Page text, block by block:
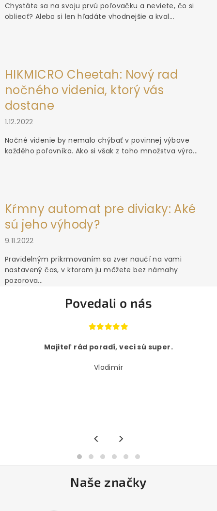
Chystáte sa na svoju prvú poľovačku a neviete, čo si
obliecť? Alebo si len hľadáte vhodnejšie a kval...
HIKMICRO Cheetah: Nový rad
nočného videnia, ktorý vás
dostane
1.12.2022
Nočné videnie by nemalo chýbať v povinnej výbave
každého poľovníka. Ako si však z toho množstva výro...
Kŕmny automat pre diviaky: Aké
sú jeho výhody?
9.11.2022
Pravidelným prikrmovaním sa zver naučí na vami
nastavený čas, v ktorom ju môžete bez námahy
pozorova...
Povedali o nás
Majiteľ rád poradí, veci sú super.
Vladimír
< >
Naše značky